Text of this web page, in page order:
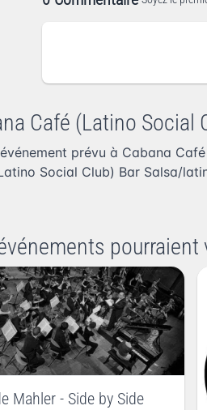
Café (Latino Social
prévu à Cabana
Social Club) Bar Salsa/
pourraient
Mahler - Side by Side